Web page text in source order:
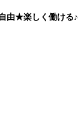
由★楽しく働ける♪